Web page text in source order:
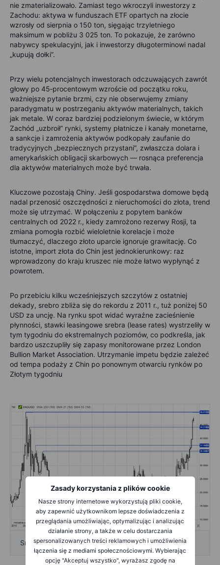
Zasady korzystania z plików cookie
Nasze strony internetowe wykorzystują pliki cookie,
aby zapewnić użytkownikom lepsze doświadczenia z
przeglądania umożliwiając, optymalizując i analizując
działanie strony, a także w celu dostarczania
spersonalizowanych treści reklamowych i umożliwienia
łączenia się z mediami społecznościowymi. Wybierając
opcję "Akceptuj wszystko", wyrażasz zgodę na
nie zmaterializowało. Zamiast tego wkroczyli inwestorzy z
Zachodu: aktywa w funduszach ETF opartych na złocie
wzrosły od sierpnia o 150 ton, sięgając trzyletniego
maksimum w pobliżu 3 025 ton. To pokazuje, że zarówno
nabywcy spekulacyjni, jak i inwestorzy długoterminowi nadal
„kupują dołki”.
Przy wielu potencjalnych inwestorach odczuwających zawrót
głowy po 45‑procentowym wzroście od początku roku,
ważniejsze pytanie brzmi, czy nie obserwujemy zmiany
paradygmatu w postrzeganiu aktywów materialnych, takich
jak metale. W coraz bardziej podzielonym świecie, w którym
Zachód „uzbroił” rynki, systemy płatnicze i kanały monetarne,
a sankcje i zamrożenia aktywów podkopały zaufanie do
tradycyjnych „bezpiecznych przystani”, zwłaszcza dolara i
amerykańskich obligacji skarbowych — rosnąca preferencja
dla aktywów materialnych może być trwała.
Kluczowe pozostają Chiny. Jeśli gospodarstwa domowe będą
nadal przenosić oszczędności z nieruchomości do złota, trend
może się utrzymać. W połączeniu z popytem banków
centralnych od 2022 r., kiedy zamrożono rezerwy Rosji, ta
zmiana pomogła rozbić wieloletnie korelacje i może
tłumaczyć, dlaczego złoto uparcie ignoruje grawitację. Co
istotne, import złota do Chin jest jednokierunkowy: raz
wprowadzony do kraju kruszec nie może łatwo wypłynąć z
powrotem.
Po przebiciu kilku wcześniejszych szczytów z ostatniej
dekady, srebro zbliża się do rekordu z 2011 r., tuż poniżej 50
USD za uncję. Na rynku spot widać wyraźne zacieśnienie
płynności, stawki leasingowe srebra (lease rates) wystrzeliły w
tym tygodniu do ekstremalnych poziomów, co podkreśla, jak
bardzo uszczupliły się zapasy monitorowane przez London
Bullion Market Association. Utrzymanie impetu będzie zależeć
od tempa podaży z Chin po ponownym otwarciu rynków po
Złotym tygodniu
Srebro spot - Źródło: Saxo